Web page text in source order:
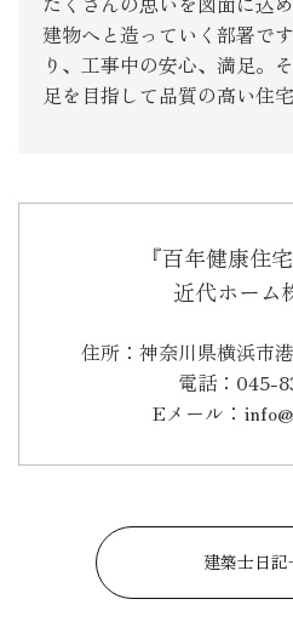
建物へと造っていく部署で
り、工事中の安心、満足。
足を目指して品質の高い住
『百年健康住
近代ホーム
住所：神奈川県横浜市
電話：045-
Eメール：
建築士日記